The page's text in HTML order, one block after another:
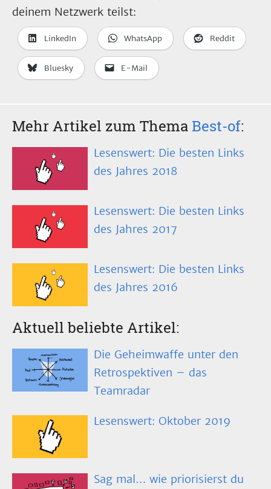
deinem Netzwerk teilst:
LinkedIn WhatsApp Reddit
Bluesky E-Mail
Mehr Artikel zum ThemaBest-of:
Lesenswert: Die besten Links
des Jahres 2018
Lesenswert: Die besten Links
des Jahres 2017
Lesenswert: Die besten Links
des Jahres 2016
Aktuell beliebte Artikel:
Die Geheimwaffe unter den
Retrospektiven – das
Teamradar
Lesenswert: Oktober 2019
Sag mal… wie priorisierst du